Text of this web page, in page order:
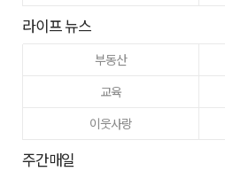
라이프 뉴스
부동산
교육
이웃사랑
주간매일